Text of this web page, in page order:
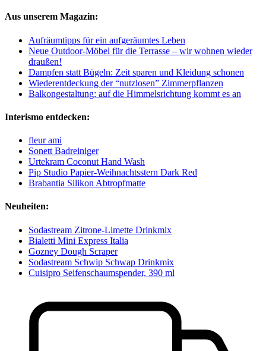
Aus unserem Magazin:
Aufräumtipps für ein aufgeräumtes Leben
Neue Outdoor-Möbel für die Terrasse – wir wohnen wieder
draußen!
Dampfen statt Bügeln: Zeit sparen und Kleidung schonen
Wiederentdeckung der “nutzlosen” Zimmerpflanzen
Balkongestaltung: auf die Himmelsrichtung kommt es an
Interismo entdecken:
fleur ami
Sonett Badreiniger
Urtekram Coconut Hand Wash
Pip Studio Papier-Weihnachtsstern Dark Red
Brabantia Silikon Abtropfmatte
Neuheiten:
Sodastream Zitrone-Limette Drinkmix
Bialetti Mini Express Italia
Gozney Dough Scraper
Sodastream Schwip Schwap Drinkmix
Cuisipro Seifenschaumspender, 390 ml